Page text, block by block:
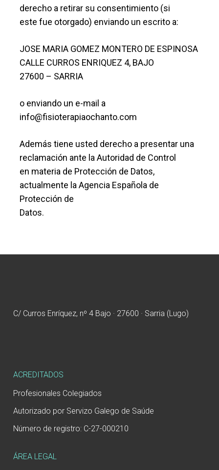
derecho a retirar su consentimiento (si
este fue otorgado) enviando un escrito a:
JOSE MARIA GOMEZ MONTERO DE ESPINOSA
CALLE CURROS ENRIQUEZ 4, BAJO
27600 – SARRIA
o enviando un e-mail a
info@fisioterapiaochanto.com
Además tiene usted derecho a presentar una
reclamación ante la Autoridad de Control
en materia de Protección de Datos,
actualmente la Agencia Española de
Protección de
Datos.
C/ Curros Enríquez, nº 4 Bajo · 27600 · Sarria (Lugo)
ACREDITADOS
Profesionales Colegiados
Autorizado por Servizo Galego de Saúde
Número de registro: C-27-000210
ÁREA LEGAL